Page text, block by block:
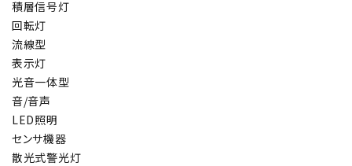
積層信号灯
回転灯
流線型
表示灯
光音一体型
音/音声
LED照明
センサ機器
散光式警光灯